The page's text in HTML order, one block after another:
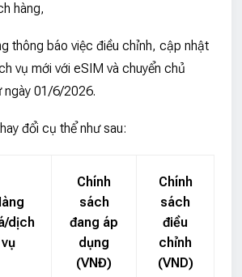
hàng,
thông báo việc điều chỉnh, cập nhật
vụ mới với eSIM và chuyển chủ
ngày 01/6/2026.
đổi cụ thể như sau:
dịch
vụ
Chính
sách
đang áp
dụng
(VNĐ)
Chính
sách
điều
chỉnh
(VND)